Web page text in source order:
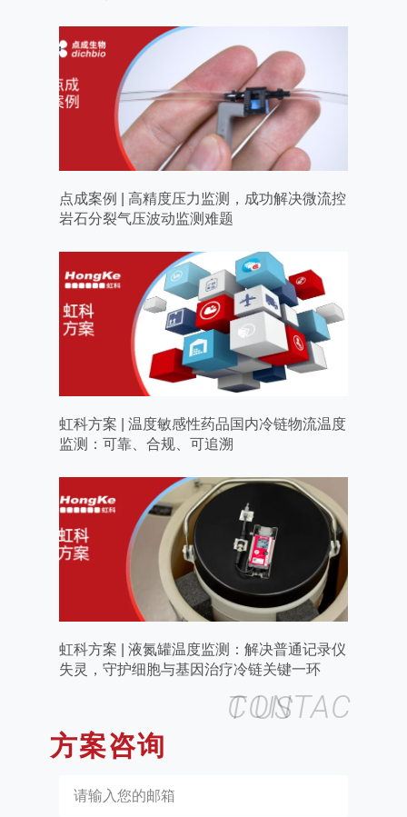
点成案例 | 高精度压力监测，成功解决微流控
岩石分裂气压波动监测难题
虹科方案 | 温度敏感性药品国内冷链物流温度
监测：可靠、合规、可追溯
虹科方案 | 液氮罐温度监测：解决普通记录仪
失灵，守护细胞与基因治疗冷链关键一环
方案咨询
CONTACT US